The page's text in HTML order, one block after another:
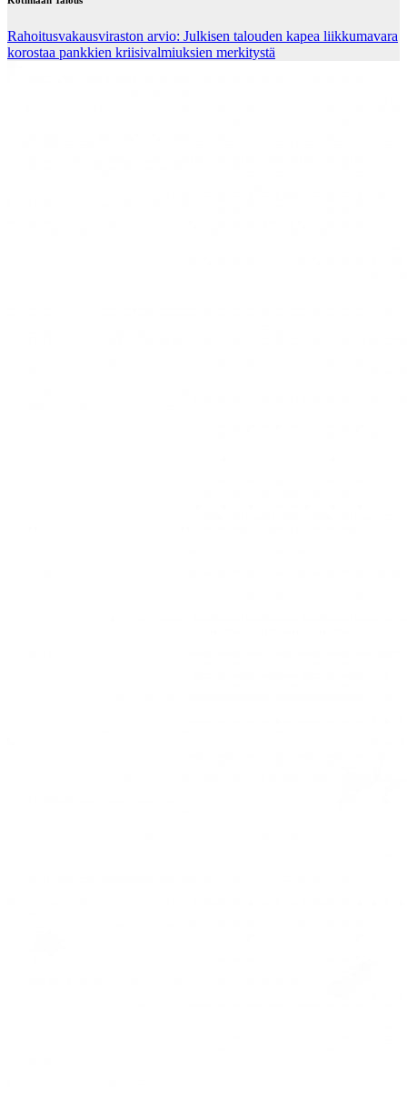
Rahoitusvakausviraston arvio: Julkisen talouden kapea liikkumavara
korostaa pankkien kriisivalmiuksien merkitystä